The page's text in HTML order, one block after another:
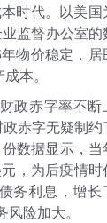
时代。以美国
监督办公室的
物价稳定，居
本。
政赤字率不断
赤字无疑制约
数据显示，当
，为后疫情时
务利息，增长
险加大。